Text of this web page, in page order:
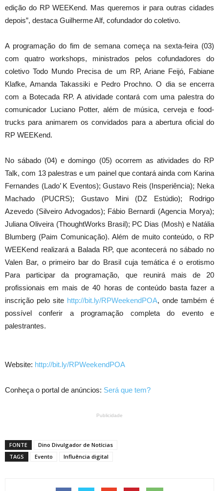
edição do RP WEEKend. Mas queremos ir para outras cidades
depois”, destaca Guilherme Alf, cofundador do coletivo.
A programação do fim de semana começa na sexta-feira (03)
com quatro workshops, ministrados pelos cofundadores do
coletivo Todo Mundo Precisa de um RP, Ariane Feijó, Fabiane
Klafke, Amanda Takassiki e Pedro Prochno. O dia se encerra
com a Botecada RP. A atividade contará com uma palestra do
comunicador Luciano Potter, além de música, cerveja e food-
trucks para animarem os convidados para a abertura oficial do
RP WEEKend.
No sábado (04) e domingo (05) ocorrem as atividades do RP
Talk, com 13 palestras e um painel que contará ainda com Karina
Fernandes (Lado’ K Eventos); Gustavo Reis (Insperiência); Neka
Machado (PUCRS); Gustavo Mini (DZ Estúdio); Rodrigo
Azevedo (Silveiro Advogados); Fábio Bernardi (Agencia Morya);
Juliana Oliveira (ThoughtWorks Brasil); PC Dias (Mosh) e Natália
Blumberg (Paim Comunicação). Além de muito conteúdo, o RP
WEEKend realizará a Balada RP, que acontecerá no sábado no
Valen Bar, o primeiro bar do Brasil cuja temática é o erotismo
Para participar da programação, que reunirá mais de 20
profissionais em mais de 40 horas de conteúdo basta fazer a
inscrição pelo site http://bit.ly/RPWeekendPOA, onde também é
possível conferir a programação completa do evento e
palestrantes.
Website: http://bit.ly/RPWeekendPOA
Conheça o portal de anúncios: Será que tem?
Publicidade
FONTE
Dino Divulgador de Notícias
TAGS
Evento Influência digital